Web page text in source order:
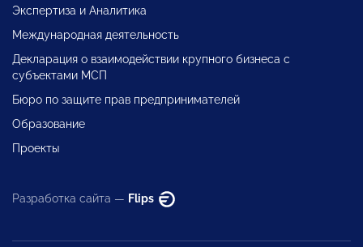
Экспертиза и Аналитика
Международная деятельность
Декларация о взаимодействии крупного бизнеса с
субъектами МСП
Бюро по защите прав предпринимателей
Образование
Проекты
Разработка сайта — Flips